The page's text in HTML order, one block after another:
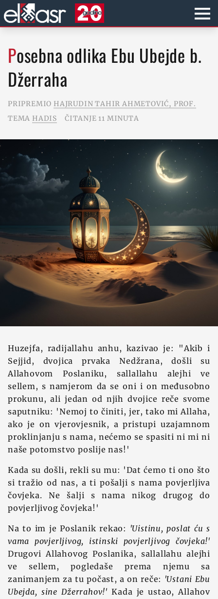
Posebna odlika Ebu Ubejde b.
Džerraha
PRIPREMIO HAJRUDIN TAHIR AHMETOVIĆ, PROF.
TEMA HADIS ČITANJE 11 MINUTA
Huzejfa, radijallahu anhu, kazivao je: "Akib i
Sejjid, dvojica prvaka Nedžrana, došli su
Allahovom Poslaniku, sallallahu alejhi ve
sellem, s namjerom da se oni i on međusobno
prokunu, ali jedan od njih dvojice reče svome
saputniku: 'Nemoj to činiti, jer, tako mi Allaha,
ako je on vjerovjesnik, a pristupi uzajamnom
proklinjanju s nama, nećemo se spasiti ni mi ni
naše potomstvo poslije nas!'
Kada su došli, rekli su mu: 'Dat ćemo ti ono što
si tražio od nas, a ti pošalji s nama povjerljiva
čovjeka. Ne šalji s nama nikog drugog do
povjerljivog čovjeka!'
Na to im je Poslanik rekao: 'Uistinu, poslat ću s
vama povjerljivog, istinski povjerljivog čovjeka!'
Drugovi Allahovog Poslanika, sallallahu alejhi
ve sellem, pogledaše prema njemu sa
zanimanjem za tu počast, a on reče: 'Ustani Ebu
Ubejda, sine Džerrahov!' Kada je ustao, Allahov